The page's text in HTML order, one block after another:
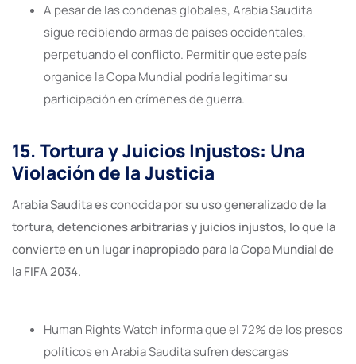
A pesar de las condenas globales, Arabia Saudita
sigue recibiendo armas de países occidentales,
perpetuando el conflicto. Permitir que este país
organice la Copa Mundial podría legitimar su
participación en crímenes de guerra.
15. Tortura y Juicios Injustos: Una
Violación de la Justicia
Arabia Saudita es conocida por su uso generalizado de la
tortura, detenciones arbitrarias y juicios injustos, lo que la
convierte en un lugar inapropiado para la Copa Mundial de
la FIFA 2034.
Human Rights Watch informa que el 72% de los presos
políticos en Arabia Saudita sufren descargas